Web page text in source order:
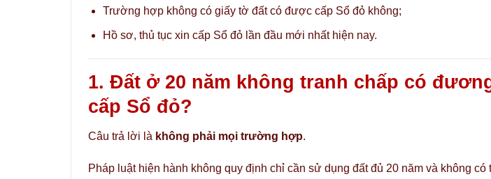
Trường hợp không có giấy tờ đất có được cấp Sổ đỏ không;
Hồ sơ, thủ tục xin cấp Sổ đỏ lần đầu mới nhất hiện nay.
1. Đất ở 20 năm không tranh chấp có
cấp Sổ đỏ?
Câu trả lời là không phải mọi trường hợp.
Pháp luật hiện hành không quy định chỉ cần sử dụng đất đủ 20 năm và không